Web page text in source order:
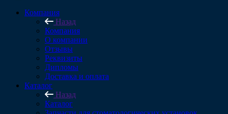
Компания
Назад
Компания
О компании
Отзывы
Реквизиты
Дипломы
Доставка и оплата
Каталог
Назад
Каталог